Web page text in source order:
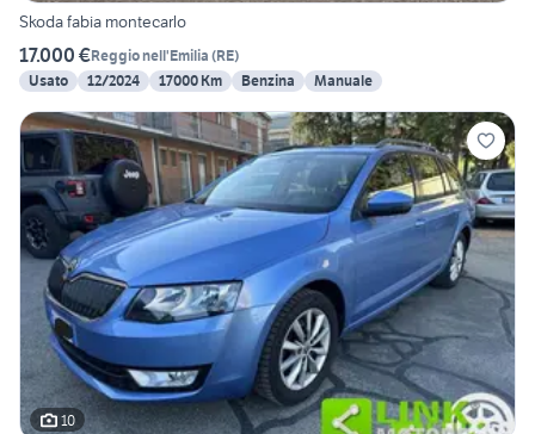
Skoda fabia montecarlo
17.000 €Reggio nell'Emilia (RE)
Usato
12/2024 17000 Km Benzina Manuale
10